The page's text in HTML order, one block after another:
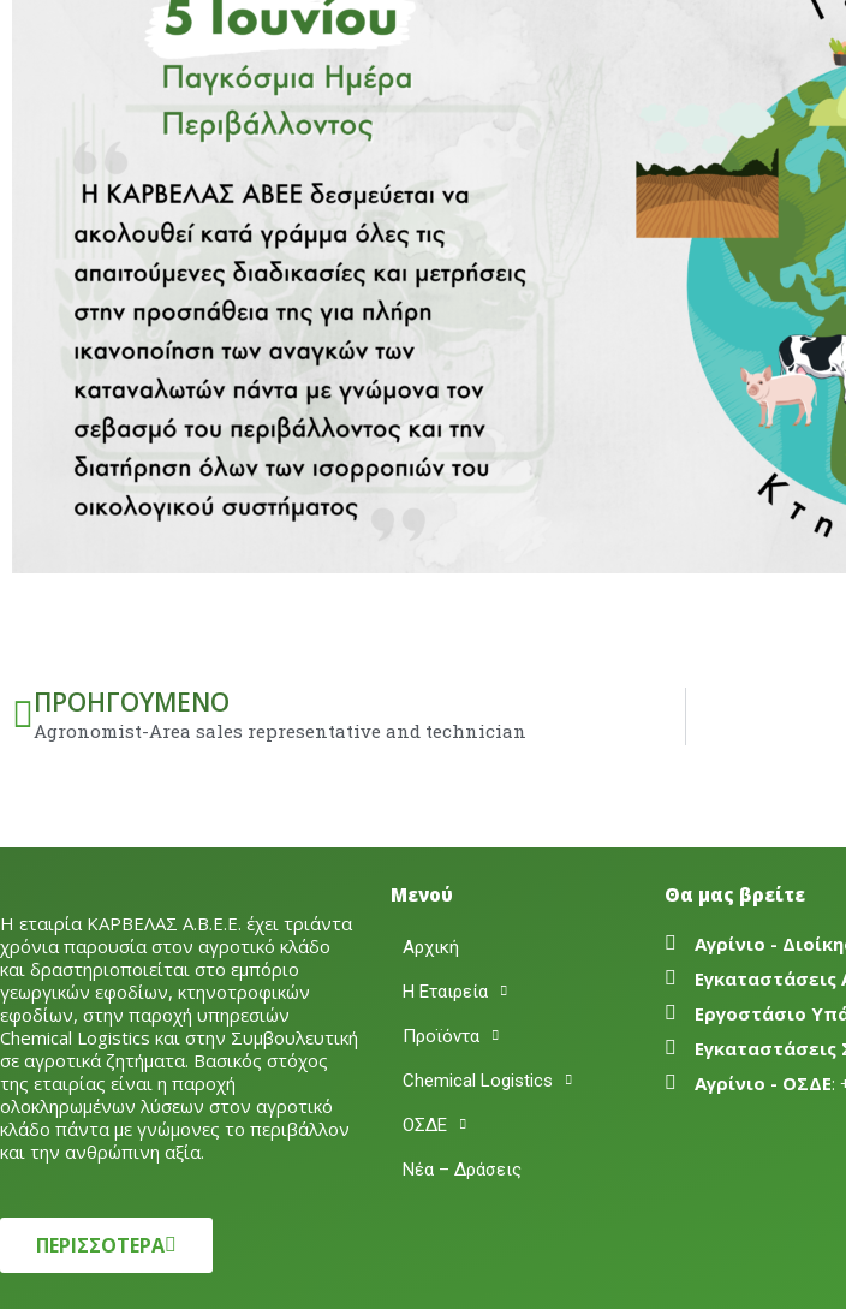
Prev
ΠΡΟΗΓΟΎΜΕΝΟ
Agronomist-Area sales representative and technician
Η εταιρία ΚΑΡΒΕΛΑΣ Α.Β.Ε.Ε. έχει τριάντα
χρόνια παρουσία στον αγροτικό κλάδο
και δραστηριοποιείται στο εμπόριο
γεωργικών εφοδίων, κτηνοτροφικών
εφοδίων, στην παροχή υπηρεσιών
Chemical Logistics και στην Συμβουλευτική
σε αγροτικά ζητήματα. Βασικός στόχος
της εταιρίας είναι η παροχή
ολοκληρωμένων λύσεων στον αγροτικό
κλάδο πάντα με γνώμονες το περιβάλλον
και την ανθρώπινη αξία.
ΠΕΡΙΣΣΟΤΕΡΑ
Μενού
Αρχική
Η Εταιρεία
Προϊόντα
Chemical Logistics
ΟΣΔΕ
Νέα – Δράσεις
Θα μας βρείτε
Αγρίνιο -
Εγκαταστάσεις
Εργοστάσιο
Εγκαταστάσεις
Αγρίνιο - ΟΣΔΕ: